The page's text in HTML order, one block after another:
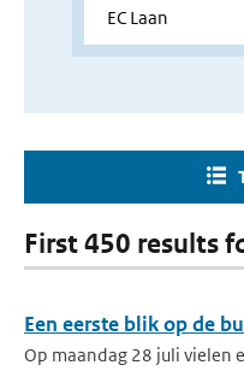
First 450 results
Een eerste blik op de
Op maandag 28 juli vielen